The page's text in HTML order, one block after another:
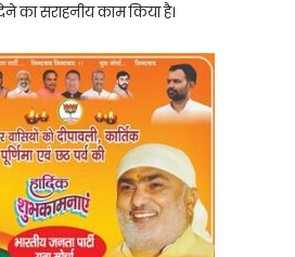
का सराहनीय काम किया है।